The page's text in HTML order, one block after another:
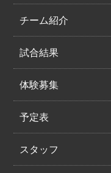
チーム紹介
試合結果
体験募集
予定表
スタッフ